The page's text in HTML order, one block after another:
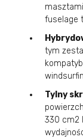
fuselage
tym
Tylny
330 cm2